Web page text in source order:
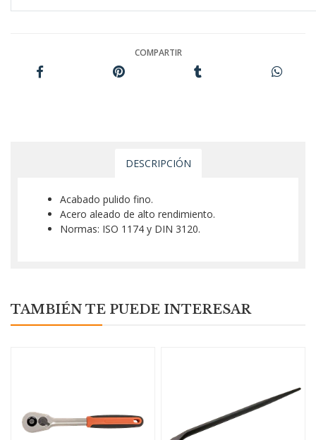
COMPARTIR
DESCRIPCIÓN
Acabado pulido fino.
Acero aleado de alto rendimiento.
Normas: ISO 1174 y DIN 3120.
TAMBIÉN TE PUEDE INTERESAR